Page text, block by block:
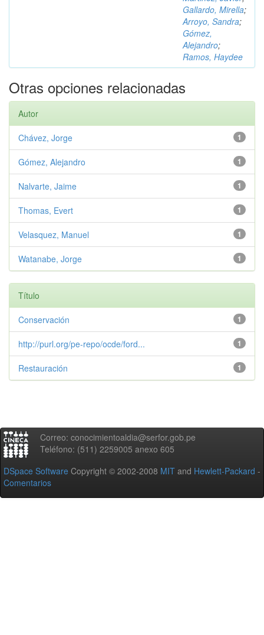
Gallardo, Mirella;
Arroyo, Sandra;
Gómez,
Alejandro;
Ramos, Haydee
Otras opciones relacionadas
Autor
1
Chávez, Jorge
1
Gómez, Alejandro
1
Nalvarte, Jaime
1
Thomas, Evert
1
Velasquez, Manuel
1
Watanabe, Jorge
Título
1
Conservación
1
http://purl.org/pe-repo/ocde/ford...
1
Restauración
Correo: conocimientoaldia@serfor.gob.pe
Teléfono: (511) 2259005 anexo 605
DSpace Software Copyright © 2002-2008 MIT and Hewlett-Packard -
Comentarios